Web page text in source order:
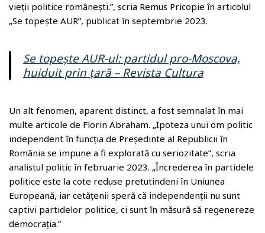
vieții politice românești.”, scria Remus Pricopie în articolul
„Se topește AUR”, publicat în septembrie 2023.
Se topește AUR-ul: partidul pro-Moscova,
huiduit prin țară – Revista Cultura
Un alt fenomen, aparent distinct, a fost semnalat în mai
multe articole de Florin Abraham. „Ipoteza unui om politic
independent în funcția de Președinte al Republicii în
România se impune a fi explorată cu seriozitate”, scria
analistul politic în februarie 2023. „Încrederea în partidele
politice este la cote reduse pretutindeni în Uniunea
Europeană, iar cetățenii speră că independenții nu sunt
captivi partidelor politice, ci sunt în măsură să regenereze
democrația.”